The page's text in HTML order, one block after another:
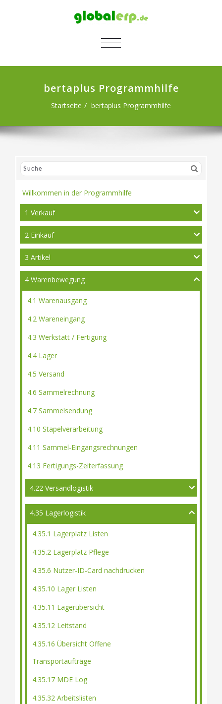
SCHALTE NAVIGATION
bertaplus Programmhilfe
Startseite bertaplus Programmhilfe
Willkommen in der Programmhilfe
1 Verkauf
2 Einkauf
3 Artikel
4 Warenbewegung
4.1 Warenausgang
4.2 Wareneingang
4.3 Werkstatt / Fertigung
4.4 Lager
4.5 Versand
4.6 Sammelrechnung
4.7 Sammelsendung
4.10 Stapelverarbeitung
4.11 Sammel-Eingangsrechnungen
4.13 Fertigungs-Zeiterfassung
4.22 Versandlogistik
4.35 Lagerlogistik
4.35.1 Lagerplatz Listen
4.35.2 Lagerplatz Pflege
4.35.6 Nutzer-ID-Card nachdrucken
4.35.10 Lager Listen
4.35.11 Lagerübersicht
4.35.12 Leitstand
4.35.16 Übersicht Offene
Transportaufträge
4.35.17 MDE Log
4.35.32 Arbeitslisten